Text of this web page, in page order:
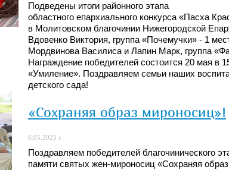
Подведены итоги районного этапа
областного епархиального конкурса «Пасха
в Молитовском благочинии Нижегородской
Вдовенко Виктория, группа «Почемучки» - 1
Мордвинова Василиса и Лапин Марк, группа
Награждение победителей состоится 20 мая в
«Умиление». Поздравляем семьи наших
детского сада!
«Сохраняя образ мироносиц»!
6.05.2025 г.
Поздравляем победителей благочинического
памяти святых жен-мироносиц «Сохраняя